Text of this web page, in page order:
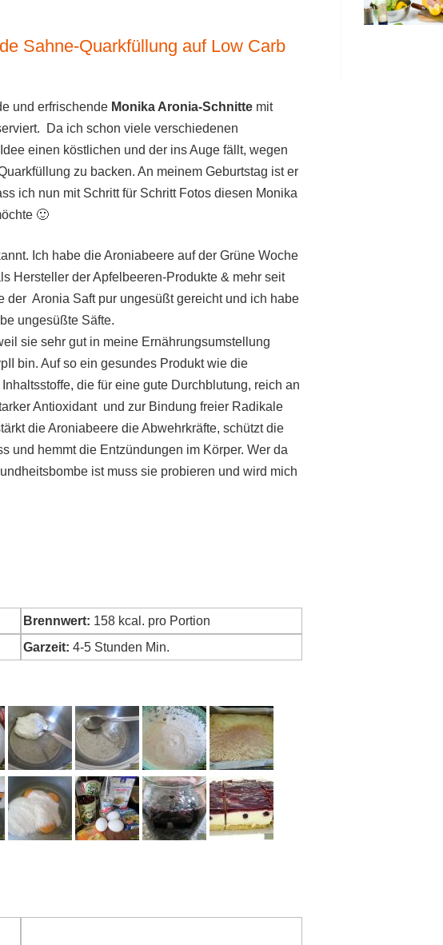
Sahne-Quarkfüllung auf Low Carb
und erfrischende Monika Aronia-Schnitte mit
Da ich schon viele verschiedenen
einen köstlichen und der ins Auge fällt, wegen
zu backen. An meinem Geburtstag ist er
ich nun mit Schritt für Schritt Fotos diesen Monika
🙂
Ich habe die Aroniabeere auf der Grüne Woche
Hersteller der Apfelbeeren-Produkte & mehr seit
der Aronia Saft pur ungesüßt gereicht und ich habe
ungesüßte Säfte.
sie sehr gut in meine Ernährungsumstellung
bin. Auf so ein gesundes Produkt wie die
die für eine gute Durchblutung, reich an
Antioxidant und zur Bindung freier Radikale
die Aroniabeere die Abwehrkräfte, schützt die
und hemmt die Entzündungen im Körper. Wer da
ist muss sie probieren und wird mich
Brennwert: 158 kcal. pro Portion
Garzeit: 4-5 Stunden Min.